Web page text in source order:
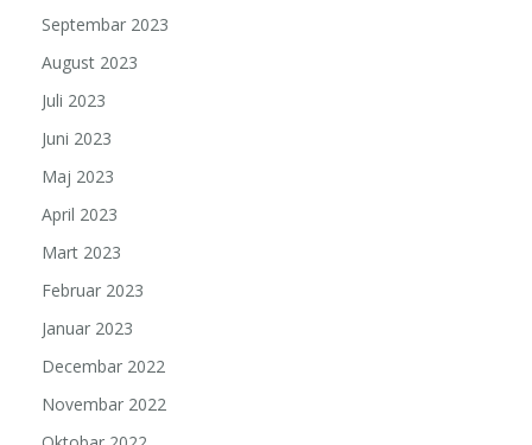
Septembar 2023
August 2023
Juli 2023
Juni 2023
Maj 2023
April 2023
Mart 2023
Februar 2023
Januar 2023
Decembar 2022
Novembar 2022